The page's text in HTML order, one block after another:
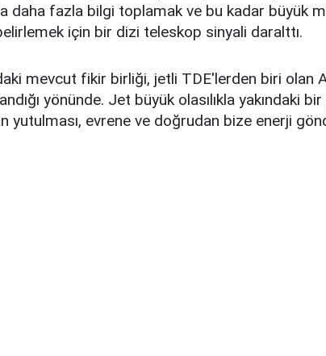
daha fazla bilgi toplamak ve bu kadar büyük
için bir dizi teleskop sinyali daralttı.
mevcut fikir birliği, jetli TDE'lerden biri olan
yönünde. Jet büyük olasılıkla yakındaki bir
yutulması, evrene ve doğrudan bize enerji